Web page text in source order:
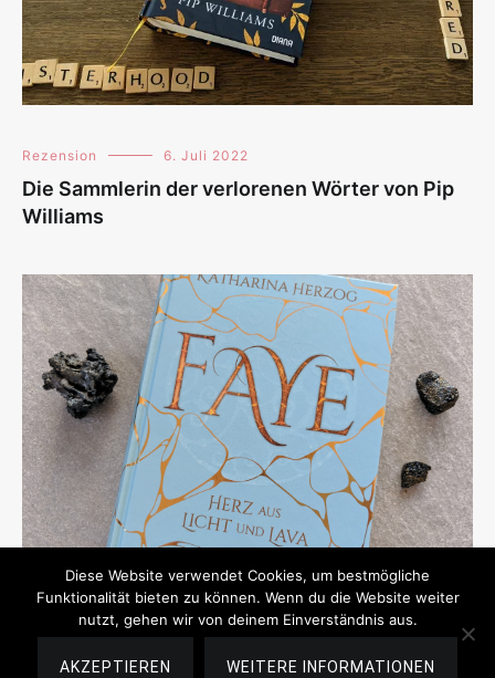
Rezension 6. Juli 2022
Die Sammlerin der verlorenen Wörter von Pip
Williams
Rezension 11. August 2019
Faye – Herz aus Licht und Lava von Katharina
Diese Website verwendet Cookies, um bestmögliche
Funktionalität bieten zu können. Wenn du die Website weiter
nutzt, gehen wir von deinem Einverständnis aus.
AKZEPTIEREN WEITERE INFORMATIONEN